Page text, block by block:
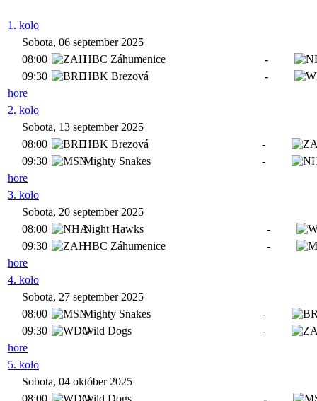
1. kolo
Sobota, 06 september 2025
08:00
HBC Záhumenice
-
09:30
HBK Brezová
-
hore
2. kolo
Sobota, 13 september 2025
08:00
HBK Brezová
-
09:30
Mighty Snakes
-
hore
3. kolo
Sobota, 20 september 2025
08:00
Night Hawks
-
09:30
HBC Záhumenice
-
hore
4. kolo
Sobota, 27 september 2025
08:00
Mighty Snakes
-
09:30
Wild Dogs
-
hore
5. kolo
Sobota, 04 október 2025
08:00
Wild Dogs
-